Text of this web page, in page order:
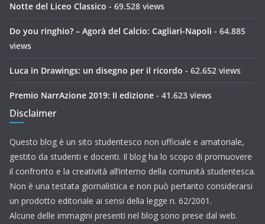
Notte del Liceo Classico - 69.528 views
Do you ringhio? – Agorà del Calcio: Cagliari-Napoli - 64.885
views
Luca in Drawings: un disegno per il ricordo - 62.652 views
Premio NarrAzione 2019: II edizione - 41.623 views
Disclaimer
Questo blog è un sito studentesco non ufficiale e amatoriale,
gestito da studenti e docenti. Il blog ha lo scopo di promuovere
il confronto e la creatività all’interno della comunità studentesca.
Non è una testata giornalistica e non può pertanto considerarsi
un prodotto editoriale ai sensi della legge n. 62/2001.
Alcune delle immagini presenti nel blog sono prese dal web.